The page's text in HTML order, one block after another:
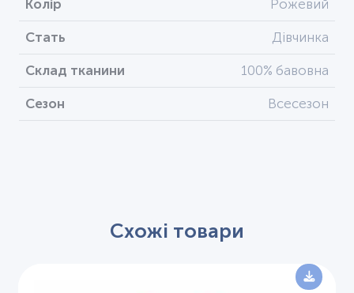
Колір Рожевий
Стать Дівчинка
Склад тканини 100% бавовна
Сезон Всесезон
Схожі товари